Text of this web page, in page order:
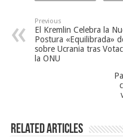
Previous
El Kremlin Celebra la
Postura «Equilibrada»
sobre Ucrania tras
la ONU
Related Articles